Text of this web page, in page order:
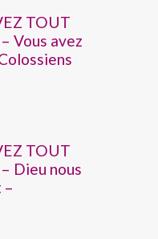
TOUT
Vous avez
TOUT
Dieu nous
–